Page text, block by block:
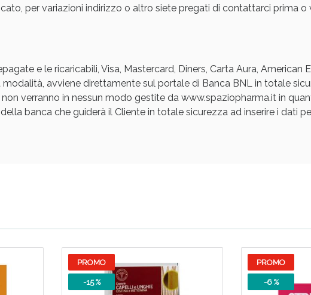
per variazioni indirizzo o altro siete pregati di contattarci prima o
e le ricaricabili, Visa, Mastercard, Diners, Carta Aura, American
avviene direttamente sul portale di Banca BNL in totale
verranno in nessun modo gestite da www.spaziopharma.it in
banca che guiderà il Cliente in totale sicurezza ad inserire i dati
PROMO
-15 %
PROMO
-6 %